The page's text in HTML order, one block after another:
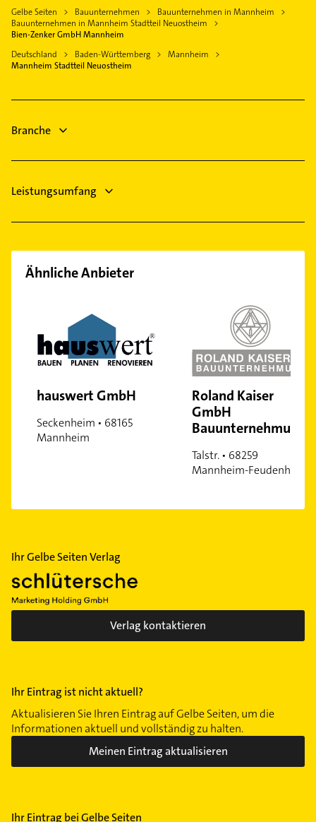
Quadrate
Rheinau
Sandhofen
Schwetzingerstadt
Wallstadt
Hirschberg an der Bergstraße
Oftersheim
Schifferstadt
Physikalische Therapie
Physiotherapie
Fensterbauer
Hausarzt
Allgemeinarzt
Arzt
Fensterbauer
Gelbe Seiten Bauunternehmen
Bauunternehmen in Mannheim
Bauunternehmen in Mannheim Stadtteil Neuostheim
Bien-Zenker GmbH Mannheim
Deutschland
Baden-Württemberg
Mannheim
Mannheim Stadtteil Neuostheim
Branche
Leistungsumfang
Ähnliche Anbieter
hauswert GmbH
Seckenheim • 68165
Mannheim
Roland Kaiser
GmbH
Bauunternehmung
Talstr. • 68259
Mannheim-Feudenheim
Ihr Gelbe Seiten Verlag
Verlag kontaktieren
Ihr Eintrag ist nicht aktuell?
Aktualisieren Sie Ihren Eintrag auf Gelbe Seiten, um die
Informationen aktuell und vollständig zu halten.
Meinen Eintrag aktualisieren
Ihr Eintrag bei Gelbe Seiten